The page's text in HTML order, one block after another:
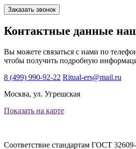
Заказать звонок
Контактные данные
Вы можете связаться с нами по
чтобы получить подробную
8 (499) 990-92-22 Ritual-ers@mail.ru
Москва, ул. Угрешская
Показать на карте
Соответствие стандартам ГОСТ